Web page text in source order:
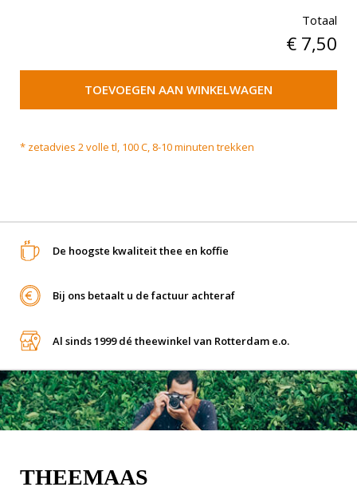
Totaal
€ 7,50
TOEVOEGEN AAN WINKELWAGEN
* zetadvies 2 volle tl, 100 C, 8-10 minuten trekken
De hoogste kwaliteit thee en koffie
Bij ons betaalt u de factuur achteraf
Al sinds 1999 dé theewinkel van Rotterdam e.o.
THEEMAAS